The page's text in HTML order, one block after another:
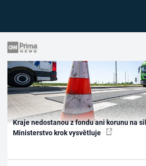
Kraje nedostanou z fondu ani korunu na
Ministerstvo krok vysvětluje